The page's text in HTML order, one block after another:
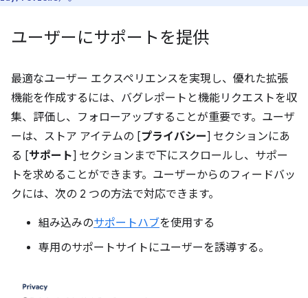
ユーザーにサポートを提供
最適なユーザー エクスペリエンスを実現し、優れた拡張
機能を作成するには、バグレポートと機能リクエストを収
集、評価し、フォローアップすることが重要です。ユーザ
ーは、ストア アイテムの [プライバシー] セクションにあ
る [サポート] セクションまで下にスクロールし、サポー
トを求めることができます。ユーザーからのフィードバッ
クには、次の 2 つの方法で対応できます。
組み込みのサポートハブを使用する
専用のサポートサイトにユーザーを誘導する。